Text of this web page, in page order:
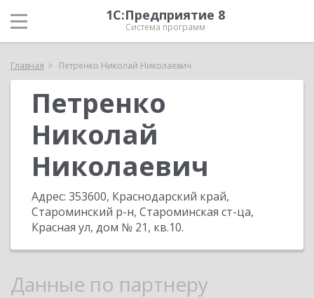
1С:Предприятие 8
Система программ
Главная Петренко Николай Николаевич
Петренко
Николай
Николаевич
Адрес: 353600, Краснодарский край,
Староминский р-н, Староминская ст-ца,
Красная ул, дом № 21, кв.10.
Данные по партнеру